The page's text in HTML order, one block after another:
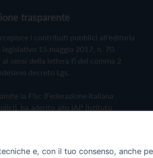
trasparente
i contributi pubblici all'editoria
15 maggio 2017, n. 70.
ai sensi della lettera f) del comma 2
decreto Lgs.
la Fisc (Federazione Italiana
ha aderito allo IAP (Istituto
Cookie Policye, con il tuo consenso, anche